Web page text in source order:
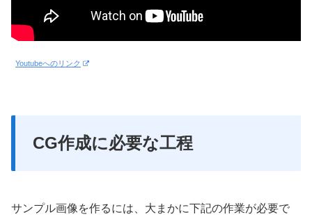
Youtubeへのリンク
CG作成に必要な工程
サンプル画像を作るには、大まかに下記の作業が必要で